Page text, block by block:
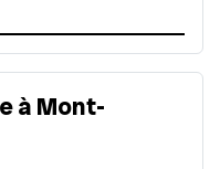
à Mont-